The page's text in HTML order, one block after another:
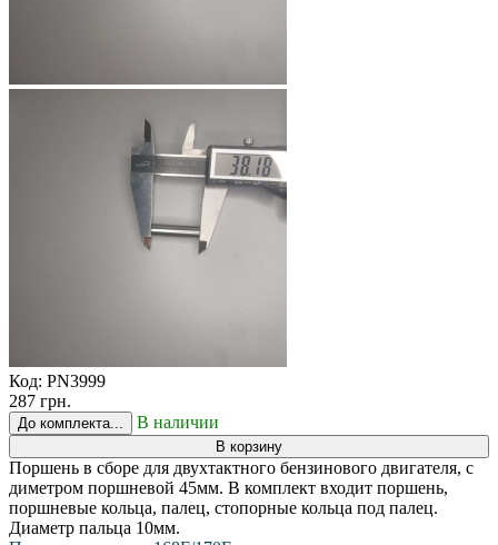
Код: PN3999
287 грн.
До комплекта... В наличии
В корзину
Поршень в сборе для двухтактного бензинового двигателя, с
диметром поршневой 45мм. В комплект входит поршень,
поршневые кольца, палец, стопорные кольца под палец.
Диаметр пальца 10мм.